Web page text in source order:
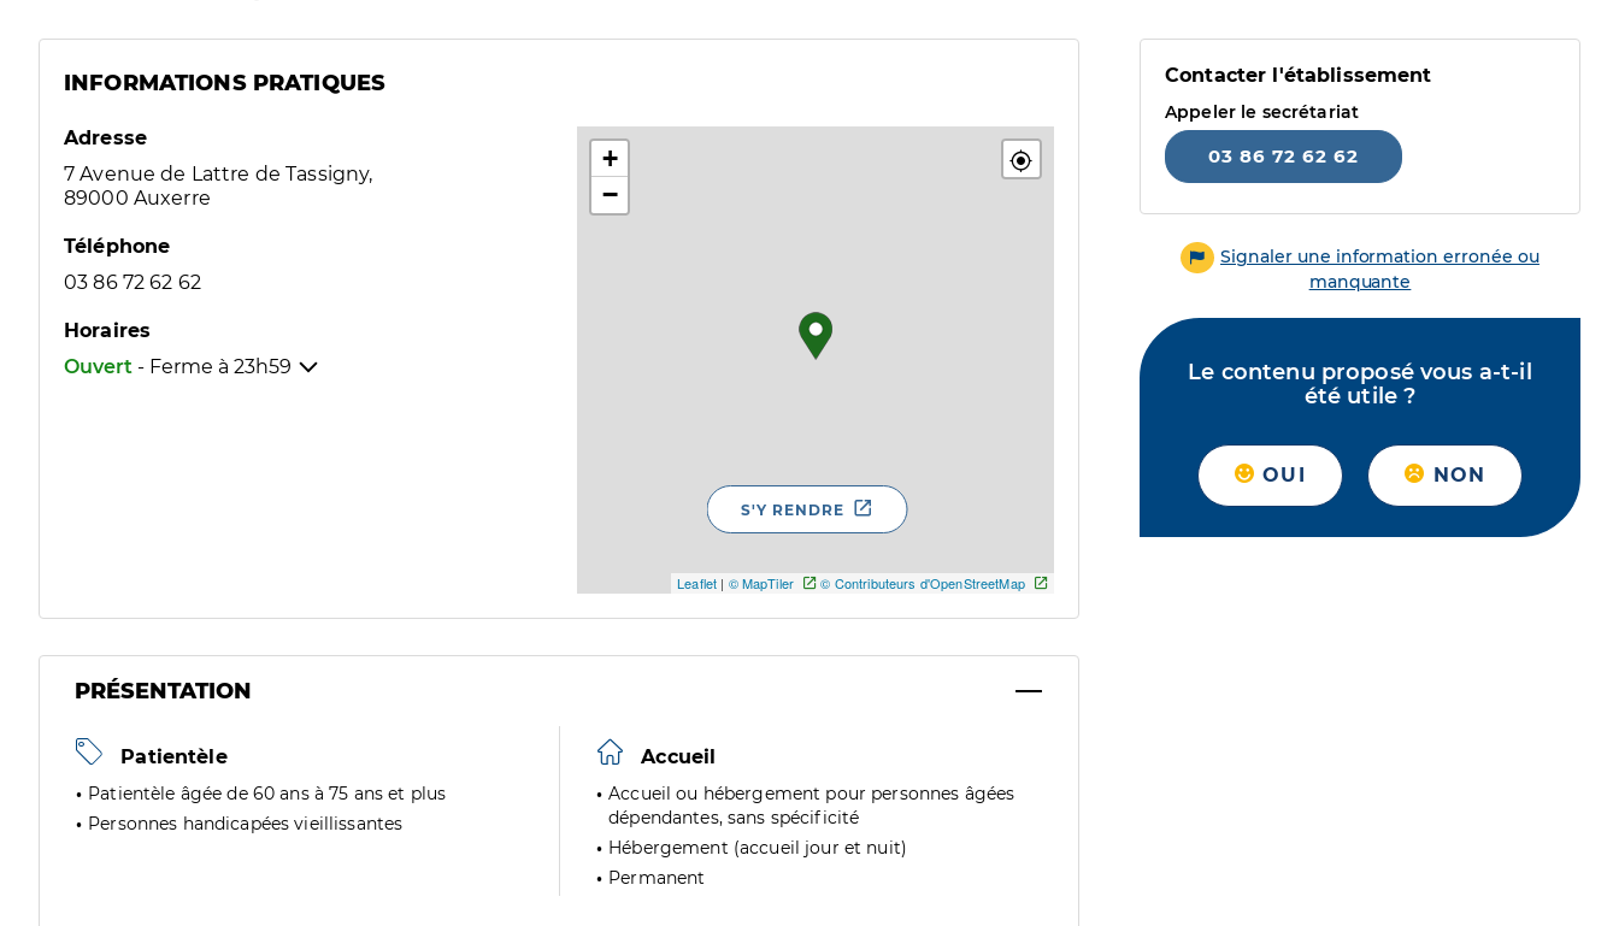
INFORMATIONS PRATIQUES
Adresse
7 Avenue de Lattre de Tassigny,
89000 Auxerre
Téléphone
03 86 72 62 62
Horaires
Ouvert - Ferme à 23h59
+
−
Leaflet | © MapTiler © Contributeurs d'OpenStreetMap
S'Y RENDRE
PRÉSENTATION
Patientèle
Patientèle âgée de 60 ans à 75 ans et plus
Personnes handicapées vieillissantes
Accueil
Accueil ou hébergement pour personnes âgées
dépendantes, sans spécificité
Hébergement (accueil jour et nuit)
Permanent
Contacter l'établissement
Appeler le secrétariat
03 86 72 62 62
Signaler une information erronée ou
manquante
Le contenu proposé vous a-t-il
été utile ?
OUI NON